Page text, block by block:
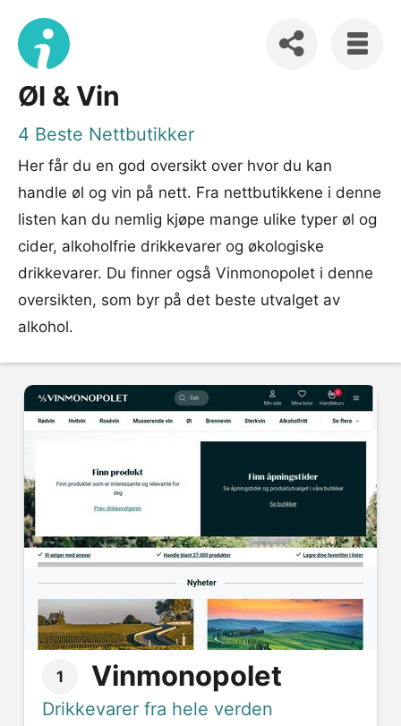
Øl & Vin
4 Beste Nettbutikker
Her får du en god oversikt over hvor du kan
handle øl og vin på nett. Fra nettbutikkene i denne
listen kan du nemlig kjøpe mange ulike typer øl og
cider, alkoholfrie drikkevarer og økologiske
drikkevarer. Du finner også Vinmonopolet i denne
oversikten, som byr på det beste utvalget av
alkohol.
1 Vinmonopolet
Drikkevarer fra hele verden